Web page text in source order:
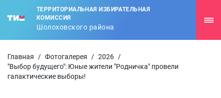
ТЕРРИТОРИАЛЬНАЯ ИЗБИРАТЕЛЬНАЯ
КОМИССИЯ
Шолоховского района
Главная / Фотогалерея / 2026 /
"Выбор будущего": Юные жители "Родничка" провели
галактические выборы!